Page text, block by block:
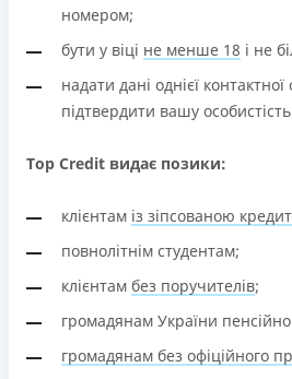
номером;
бути у віці не менше 18 і не
надати дані однієї
підтвердити вашу
Top Credit видає позики:
клієнтам із зіпсованою
повнолітнім студентам;
клієнтам без поручителів;
громадянам України
громадянам без офіційного